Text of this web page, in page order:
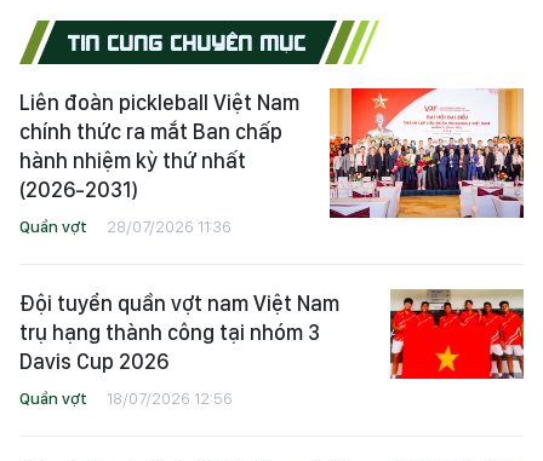
TIN CÙNG CHUYÊN MỤC
Liên đoàn pickleball Việt Nam
chính thức ra mắt Ban chấp
hành nhiệm kỳ thứ nhất
(2026-2031)
Quần vợt 28/07/2026 11:36
Đội tuyển quần vợt nam Việt Nam
trụ hạng thành công tại nhóm 3
Davis Cup 2026
Quần vợt 18/07/2026 12:56